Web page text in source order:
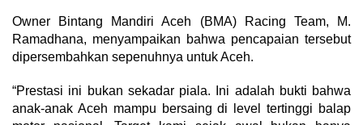
Owner Bintang Mandiri Aceh (BMA) Racing Team, M.
Ramadhana, menyampaikan bahwa pencapaian tersebut
dipersembahkan sepenuhnya untuk Aceh.
“Prestasi ini bukan sekadar piala. Ini adalah bukti bahwa
anak-anak Aceh mampu bersaing di level tertinggi balap